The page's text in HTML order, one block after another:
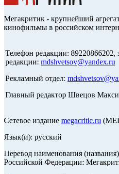
Мегакритик - крупнейший
кинофильмы в российском
Телефон редакции: 89220866202,
редакции: mdshvetsov@yandex.ru
Рекламный отдел:
Главный редактор Швецов
Сетевое издание megacritic.ru
Язык(и): русский
Перевод наименования
Российской Федерации: